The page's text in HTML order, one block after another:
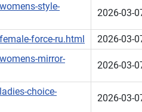
style-
2026-03-
force-ru.html
2026-03-
mirror-
2026-03-
choice-
2026-03-